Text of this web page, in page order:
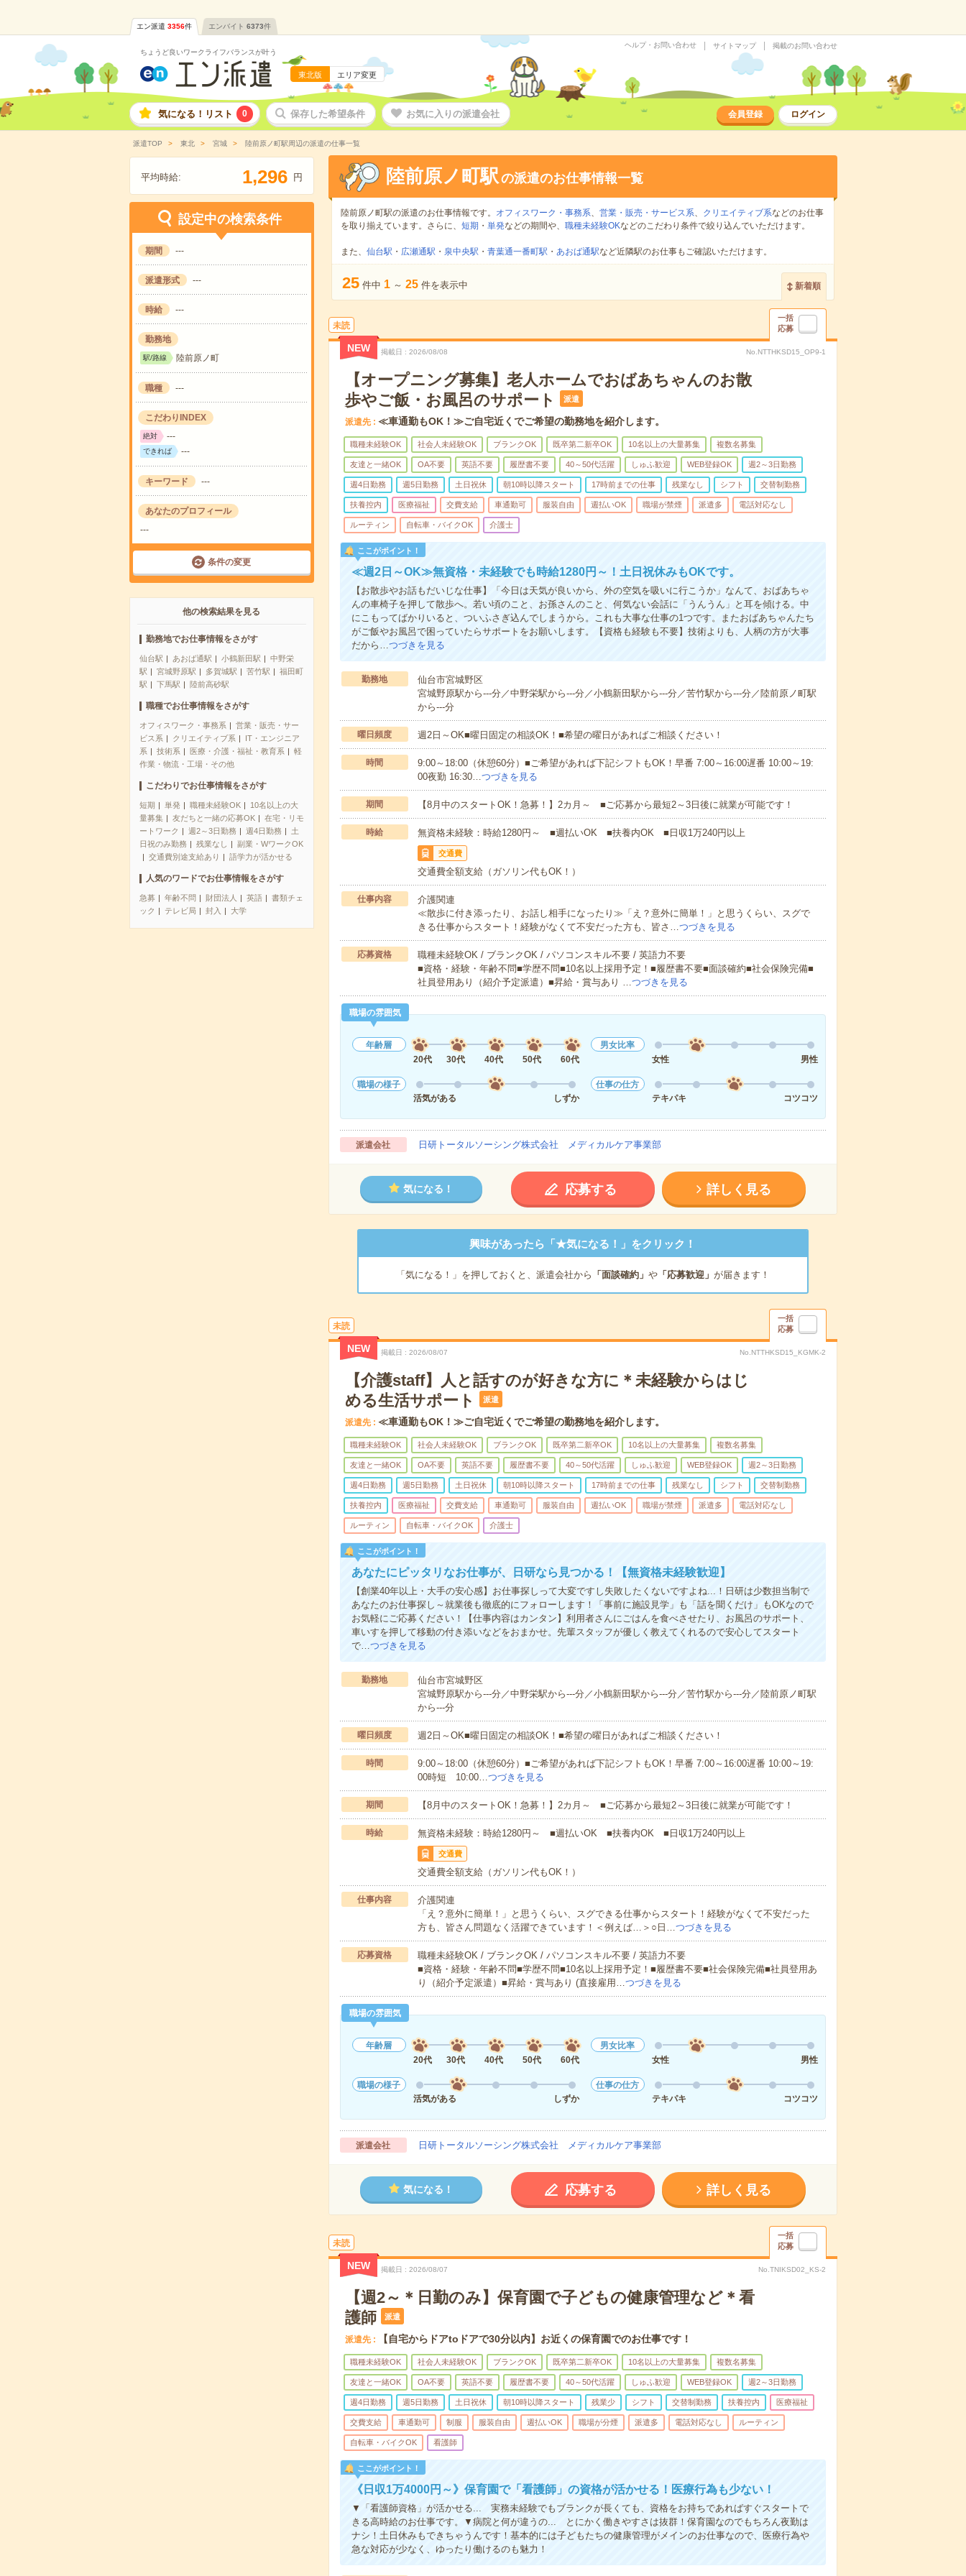
エン派遣 3356件 エンバイト 6373件
ちょうど良いワークライフバランスが叶う
東北版 エリア変更
ヘルプ・お問い合わせ サイトマップ 掲載のお問い合わせ
気になる！リスト 0 保存した希望条件 お気に入りの派遣会社 会員登録 ログイン
派遣TOP 東北 宮城 陸前原ノ町駅周辺の派遣の仕事一覧
平均時給: 1,296 円
設定中の検索条件
期間 ---
派遣形式 ---
時給 ---
勤務地
駅/路線 陸前原ノ町
職種 ---
こだわりINDEX
絶対 ---
できれば ---
キーワード ---
あなたのプロフィール
---
条件の変更
他の検索結果を見る
勤務地でお仕事情報をさがす
仙台駅 あおば通駅 小鶴新田駅
中野栄
駅
宮城野原駅 多賀城駅 苦竹駅
福田町
駅
下馬駅 陸前高砂駅
職種でお仕事情報をさがす
オフィスワーク・事務系
営業・販売・サー
ビス系
クリエイティブ系
IT・エンジニア
系
技術系 医療・介護・福祉・教育系
軽
作業・物流・工場・その他
こだわりでお仕事情報をさがす
短期 単発 職種未経験OK
10名以上の大
量募集
友だちと一緒の応募OK
在宅・リモ
ートワーク
週2～3日勤務 週4日勤務
土
日祝のみ勤務
残業なし
副業・WワークOK
交通費別途支給あり
語学力が活かせる
人気のワードでお仕事情報をさがす
急募 年齢不問 財団法人 英語
書類チェ
ック
テレビ局 封入 大学
陸前原ノ町駅の派遣のお仕事情報一覧
陸前原ノ町駅の派遣のお仕事情報です。 オフィスワーク・事務系、 営業・販売・サービス系、 クリエイティブ系などのお仕事
を取り揃えています。さらに、 短期 ・ 単発などの期間や、 職種未経験OKなどのこだわり条件で絞り込んでいただけます。
また、 仙台駅 ・ 広瀬通駅 ・ 泉中央駅 ・ 青葉通一番町駅 ・ あおば通駅など近隣駅のお仕事もご確認いただけます。
25 件中 1 ～ 25 件を表示中 新着順
未読
一括
応募
NEW 掲載日 2026/08/08 No.NTTHKSD15_OP9-1
【オープニング募集】老人ホームでおばあちゃんのお散
歩やご飯・お風呂のサポート
派遣
派遣先 ≪車通勤もOK！≫ご自宅近くでご希望の勤務地を紹介します。
職種未経験OK 社会人未経験OK ブランクOK 既卒第二新卒OK 10名以上の大量募集 複数名募集
友達と一緒OK OA不要 英語不要 履歴書不要 40～50代活躍 しゅふ歓迎 WEB登録OK 週2～3日勤務
週4日勤務 週5日勤務 土日祝休 朝10時以降スタート 17時前までの仕事 残業なし シフト 交替制勤務
扶養控内 医療福祉 交費支給 車通勤可 服装自由 週払いOK 職場が禁煙 派遣多 電話対応なし
ルーティン 自転車・バイクOK 介護士
ここがポイント！
≪週2日～OK≫無資格・未経験でも時給1280円～！土日祝休みもOKです。
【お散歩やお話もだいじな仕事】「今日は天気が良いから、外の空気を吸いに行こうか」なんて、おばあちゃ
んの車椅子を押して散歩へ。若い頃のこと、お孫さんのこと、何気ない会話に「うんうん」と耳を傾ける。中
にこもってばかりいると、ついふさぎ込んでしまうから。これも大事な仕事の1つです。またおばあちゃんたち
がご飯やお風呂で困っていたらサポートをお願いします。【資格も経験も不要】技術よりも、人柄の方が大事
だから…つづきを見る
勤務地
仙台市宮城野区
宮城野原駅から---分／中野栄駅から---分／小鶴新田駅から---分／苦竹駅から---分／陸前原ノ町駅
から---分
曜日頻度 週2日～OK■曜日固定の相談OK！■希望の曜日があればご相談ください！
時間
9:00～18:00（休憩60分）■ご希望があれば下記シフトもOK！早番 7:00～16:00遅番 10:00～19:
00夜勤 16:30…つづきを見る
期間 【8月中のスタートOK！急募！】2カ月～ ■ご応募から最短2～3日後に就業が可能です！
時給 無資格未経験：時給1280円～ ■週払いOK ■扶養内OK ■日収1万240円以上
交通費
交通費全額支給（ガソリン代もOK！）
仕事内容
介護関連
≪散歩に付き添ったり、お話し相手になったり≫「え？意外に簡単！」と思うくらい、スグで
きる仕事からスタート！経験がなくて不安だった方も、皆さ…つづきを見る
応募資格
職種未経験OK / ブランクOK / パソコンスキル不要 / 英語力不要
■資格・経験・年齢不問■学歴不問■10名以上採用予定！■履歴書不要■面談確約■社会保険完備■
社員登用あり（紹介予定派遣）■昇給・賞与あり …つづきを見る
職場の雰囲気
年齢層
20代
30代 40代 50代 60代
男女比率
女性
男性
職場の様子
活気がある
しずか
仕事の仕方
テキパキ
コツコツ
派遣会社 日研トータルソーシング株式会社 メディカルケア事業部
気になる！ 応募する 詳しく見る
興味があったら「★気になる！」をクリック！
「気になる！」を押しておくと、派遣会社から 「面談確約」 や「応募歓迎」 が届きます！
未読
一括
応募
NEW 掲載日 2026/08/07 No.NTTHKSD15_KGMK-2
【介護staff】人と話すのが好きな方に＊未経験からはじ
める生活サポート
派遣
派遣先 ≪車通勤もOK！≫ご自宅近くでご希望の勤務地を紹介します。
職種未経験OK 社会人未経験OK ブランクOK 既卒第二新卒OK 10名以上の大量募集 複数名募集
友達と一緒OK OA不要 英語不要 履歴書不要 40～50代活躍 しゅふ歓迎 WEB登録OK 週2～3日勤務
週4日勤務 週5日勤務 土日祝休 朝10時以降スタート 17時前までの仕事 残業なし シフト 交替制勤務
扶養控内 医療福祉 交費支給 車通勤可 服装自由 週払いOK 職場が禁煙 派遣多 電話対応なし
ルーティン 自転車・バイクOK 介護士
ここがポイント！
あなたにピッタリなお仕事が、日研なら見つかる！【無資格未経験歓迎】
【創業40年以上・大手の安心感】お仕事探しって大変ですし失敗したくないですよね...！日研は少数担当制で
あなたのお仕事探し～就業後も徹底的にフォローします！「事前に施設見学」も「話を聞くだけ」もOKなので
お気軽にご応募ください！【仕事内容はカンタン】利用者さんにごはんを食べさせたり、お風呂のサポート、
車いすを押して移動の付き添いなどをおまかせ。先輩スタッフが優しく教えてくれるので安心してスタート
で…つづきを見る
勤務地
仙台市宮城野区
宮城野原駅から---分／中野栄駅から---分／小鶴新田駅から---分／苦竹駅から---分／陸前原ノ町駅
から---分
曜日頻度 週2日～OK■曜日固定の相談OK！■希望の曜日があればご相談ください！
時間
9:00～18:00（休憩60分）■ご希望があれば下記シフトもOK！早番 7:00～16:00遅番 10:00～19:
00時短 10:00…つづきを見る
期間 【8月中のスタートOK！急募！】2カ月～ ■ご応募から最短2～3日後に就業が可能です！
時給 無資格未経験：時給1280円～ ■週払いOK ■扶養内OK ■日収1万240円以上
交通費
交通費全額支給（ガソリン代もOK！）
仕事内容
介護関連
「え？意外に簡単！」と思うくらい、スグできる仕事からスタート！経験がなくて不安だった
方も、皆さん問題なく活躍できています！＜例えば…＞○日…つづきを見る
応募資格
職種未経験OK / ブランクOK / パソコンスキル不要 / 英語力不要
■資格・経験・年齢不問■学歴不問■10名以上採用予定！■履歴書不要■社会保険完備■社員登用あ
り（紹介予定派遣）■昇給・賞与あり (直接雇用…つづきを見る
職場の雰囲気
年齢層
20代
30代 40代 50代 60代
男女比率
女性
男性
職場の様子
活気がある
しずか
仕事の仕方
テキパキ
コツコツ
派遣会社 日研トータルソーシング株式会社 メディカルケア事業部
気になる！ 応募する 詳しく見る
未読
一括
応募
NEW 掲載日 2026/08/07 No.TNIKSD02_KS-2
【週2～＊日勤のみ】保育園で子どもの健康管理など＊看
護師
派遣
派遣先 【自宅からドアtoドアで30分以内】お近くの保育園でのお仕事です！
職種未経験OK 社会人未経験OK ブランクOK 既卒第二新卒OK 10名以上の大量募集 複数名募集
友達と一緒OK OA不要 英語不要 履歴書不要 40～50代活躍 しゅふ歓迎 WEB登録OK 週2～3日勤務
週4日勤務 週5日勤務 土日祝休 朝10時以降スタート 残業少 シフト 交替制勤務 扶養控内 医療福祉
交費支給 車通勤可 制服 服装自由 週払いOK 職場が分煙 派遣多 電話対応なし ルーティン
自転車・バイクOK 看護師
ここがポイント！
《日収1万4000円～》保育園で「看護師」の資格が活かせる！医療行為も少ない！
▼「看護師資格」が活かせる... 実務未経験でもブランクが長くても、資格をお持ちであればすぐスタートで
きる高時給のお仕事です。▼病院と何が違うの... とにかく働きやすさは抜群！保育園なのでもちろん夜勤は
ナシ！土日休みもできちゃうんです！基本的には子どもたちの健康管理がメインのお仕事なので、医療行為や
急な対応が少なく、ゆったり働けるのも魅力！